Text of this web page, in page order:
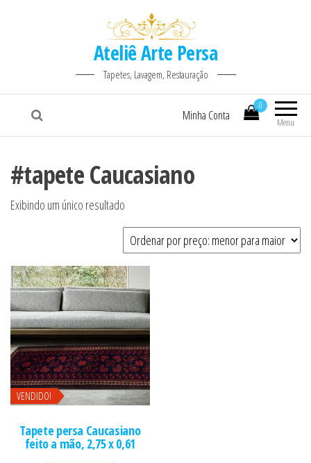
Ateliê Arte Persa
Tapetes, Lavagem, Restauração
Menu
0
Minha Conta
#tapete Caucasiano
Exibindo um único resultado
VENDIDO!
Tapete persa Caucasiano
feito a mão, 2,75 x 0,61